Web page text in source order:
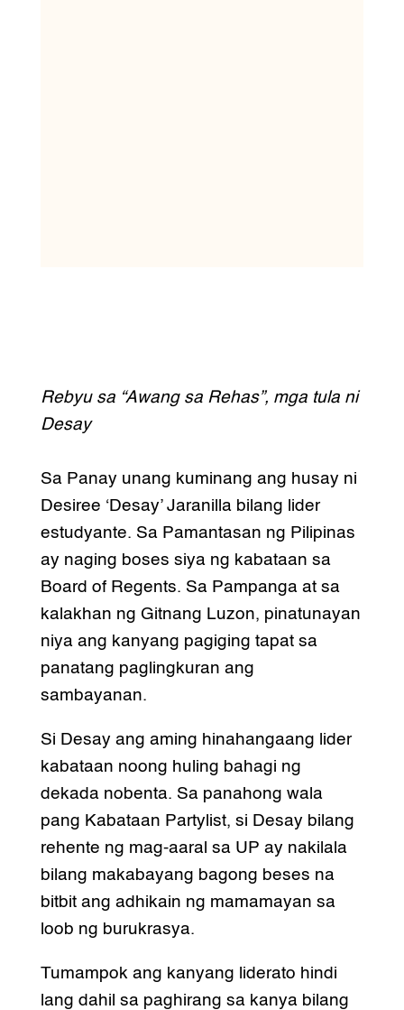
Rebyu sa “Awang sa Rehas”, mga tula ni
Desay
Sa Panay unang kuminang ang husay ni
Desiree ‘Desay’ Jaranilla bilang lider
estudyante. Sa Pamantasan ng Pilipinas
ay naging boses siya ng kabataan sa
Board of Regents. Sa Pampanga at sa
kalakhan ng Gitnang Luzon, pinatunayan
niya ang kanyang pagiging tapat sa
panatang paglingkuran ang
sambayanan.
Si Desay ang aming hinahangaang lider
kabataan noong huling bahagi ng
dekada nobenta. Sa panahong wala
pang Kabataan Partylist, si Desay bilang
rehente ng mag-aaral sa UP ay nakilala
bilang makabayang bagong beses na
bitbit ang adhikain ng mamamayan sa
loob ng burukrasya.
Tumampok ang kanyang liderato hindi
lang dahil sa paghirang sa kanya bilang